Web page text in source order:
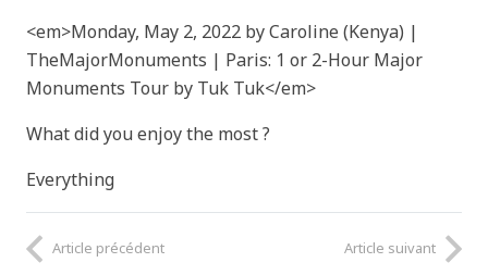
<em>Monday, May 2, 2022 by Caroline (Kenya) |
TheMajorMonuments | Paris: 1 or 2-Hour Major
Monuments Tour by Tuk Tuk</em>
What did you enjoy the most ?
Everything
Article précédent Article suivant